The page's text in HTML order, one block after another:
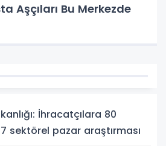
Aşçıları Bu Merkezde
İhracatçılara 80
sektörel pazar araştırması